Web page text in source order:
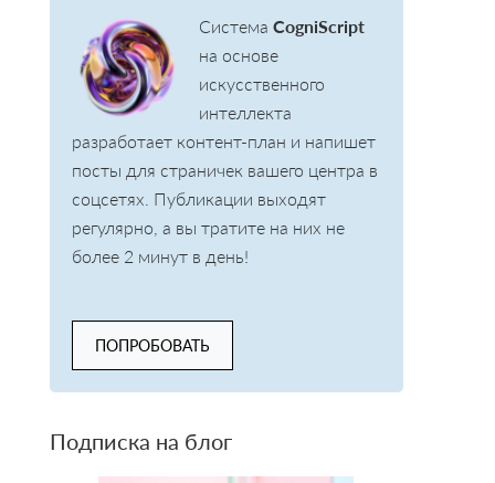
Система CogniScript
на основе
искусственного
интеллекта
разработает контент-план и напишет
посты для страничек вашего центра в
соцсетях. Публикации выходят
регулярно, а вы тратите на них не
более 2 минут в день!
ПОПРОБОВАТЬ
Подписка на блог